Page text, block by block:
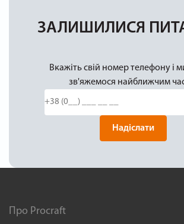
ЗАЛИШИЛИСЯ
Вкажіть свій номер телефону і
зв'яжемося найближчим
Надіслати
Про Procraft